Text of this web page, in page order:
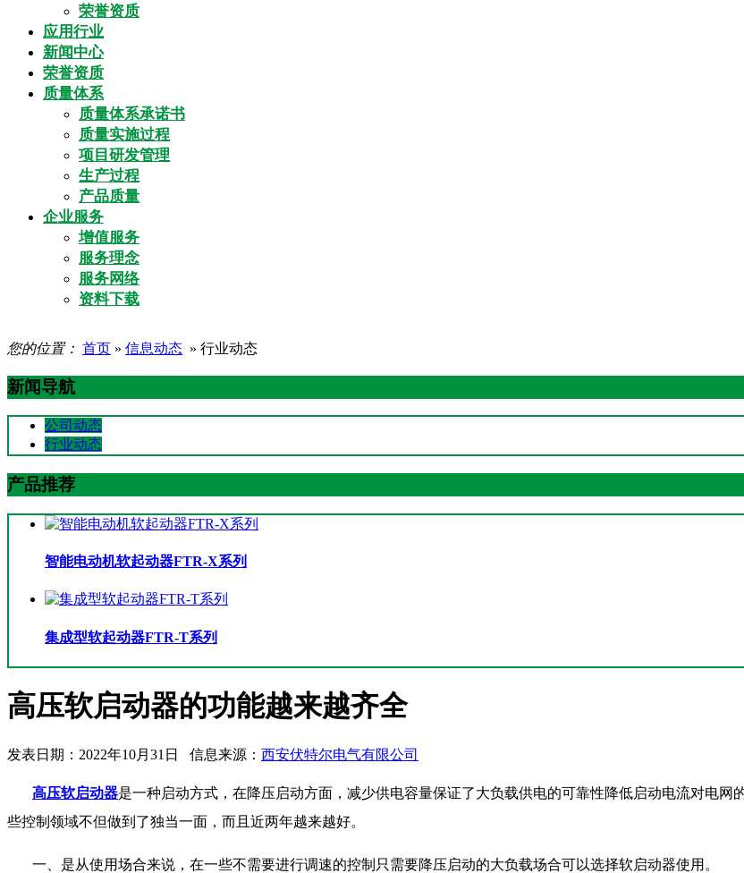
荣誉资质
应用行业
新闻中心
荣誉资质
质量体系
质量体系承诺书
质量实施过程
项目研发管理
生产过程
产品质量
企业服务
增值服务
服务理念
服务网络
资料下载
您的位置： 首页 » 信息动态 » 行业动态
新闻导航
公司动态
行业动态
产品推荐
智能电动机软起动器FTR-X系列
集成型软起动器FTR-T系列
高压软启动器的功能越来越齐全
发表日期：2022年10月31日 信息来源： 西安伏特尔电气有限公司
高压软启动器是一种启动方式，在降压启动方面，减少供电容量保证了大负载供电的可靠性降低启动电流对电网
些控制领域不但做到了独当一面，而且近两年越来越好。
一、是从使用场合来说 ， 在一些不需要进行调速的控制只需要降压启动的大负载场合可以选择软启动器使用。